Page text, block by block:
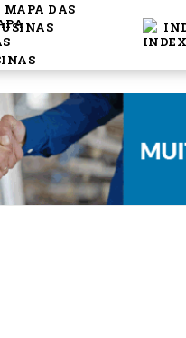
MAPA DAS
USINAS